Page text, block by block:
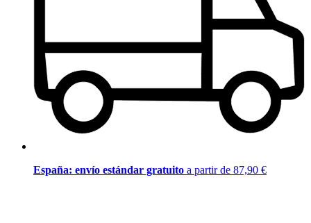
España: envío estándar gratuito a partir de 87,90 €